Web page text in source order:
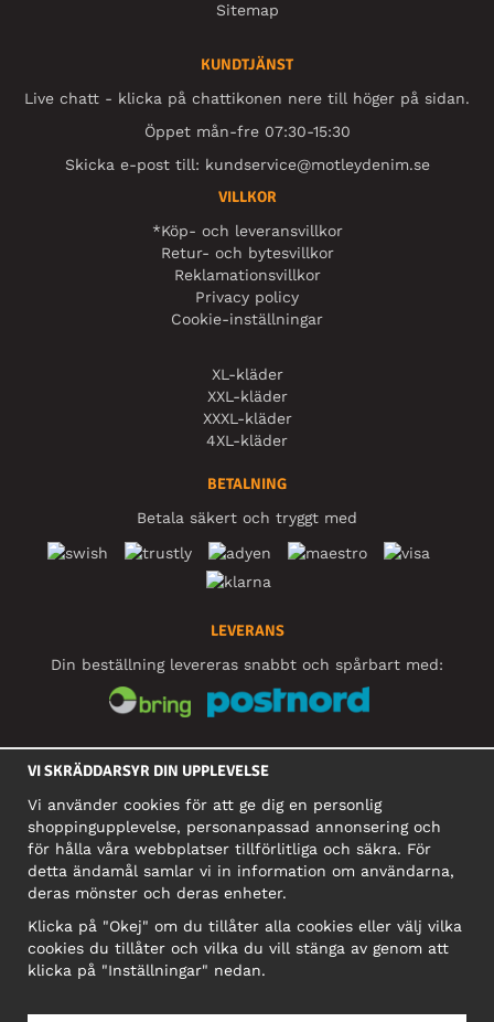
Sitemap
KUNDTJÄNST
Live chatt - klicka på chattikonen nere till höger på sidan.
Öppet mån-fre 07:30-15:30
Skicka e-post till: kundservice@motleydenim.se
VILLKOR
*Köp- och leveransvillkor
Retur- och bytesvillkor
Reklamationsvillkor
Privacy policy
Cookie-inställningar
XL-kläder
XXL-kläder
XXXL-kläder
4XL-kläder
BETALNING
Betala säkert och tryggt med
LEVERANS
Din beställning levereras snabbt och spårbart med:
SOCIALA MEDIER
FÖRETAG
Motley Denim Europe OÜ
Narva mnt 5, EE-10117 Tallinn
Org: 12356245, Momsnummer: SE502090048501
OBS! Skicka inte varureturer till denna adress!
VI SKRÄDDARSYR DIN UPPLEVELSE
Vi använder cookies för att ge dig en personlig
shoppingupplevelse, personanpassad annonsering och
för hålla våra webbplatser tillförlitliga och säkra. För
detta ändamål samlar vi in information om användarna,
deras mönster och deras enheter.
Klicka på "Okej" om du tillåter alla cookies eller välj vilka
cookies du tillåter och vilka du vill stänga av genom att
klicka på "Inställningar" nedan.